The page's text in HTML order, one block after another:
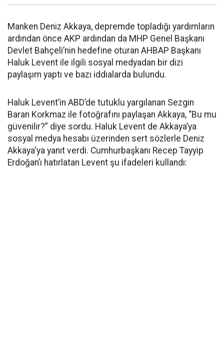
Manken Deniz Akkaya, depremde topladığı yardımların
ardından önce AKP ardından da MHP Genel Başkanı
Devlet Bahçeli’nin hedefine oturan AHBAP Başkanı
Haluk Levent ile ilgili sosyal medyadan bir dizi
paylaşım yaptı ve bazı iddialarda bulundu.
Haluk Levent’in ABD’de tutuklu yargılanan Sezgin
Baran Korkmaz ile fotoğrafını paylaşan Akkaya, “Bu mu
güvenilir?” diye sordu. Haluk Levent de Akkaya’ya
sosyal medya hesabı üzerinden sert sözlerle Deniz
Akkaya'ya yanıt verdi. Cumhurbaşkanı Recep Tayyip
Erdoğan’ı hatırlatan Levent şu ifadeleri kullandı: